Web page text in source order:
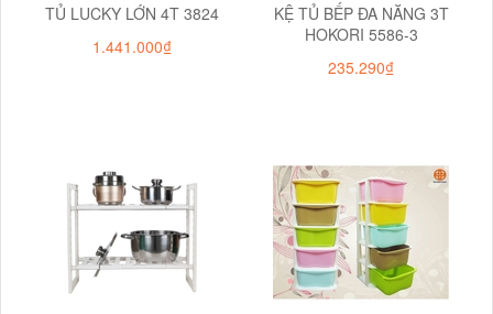
TỦ LUCKY LỚN 4T 3824
1.441.000₫
KỆ TỦ BẾP ĐA NĂNG 3T
HOKORI 5586-3
235.290₫